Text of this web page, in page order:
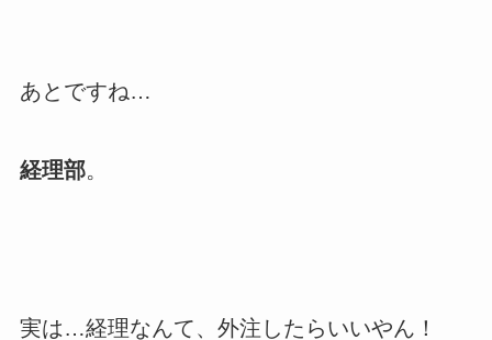
あとですね…
経理部。
実は…経理なんて、外注したらいいやん！